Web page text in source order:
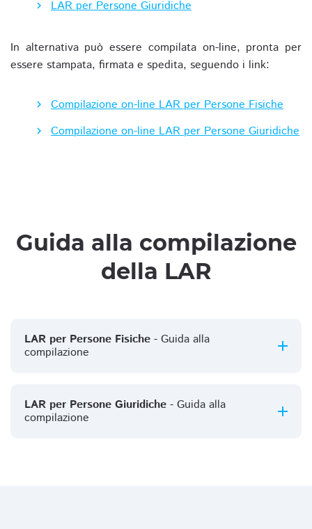
LAR per Persone Giuridiche
In alternativa può essere compilata on-line, pronta per
essere stampata, firmata e spedita, seguendo i link:
Compilazione on-line LAR per Persone Fisiche
Compilazione on-line LAR per Persone Giuridiche
Guida alla compilazione
della LAR
LAR per Persone Fisiche - Guida alla
compilazione
LAR per Persone Giuridiche - Guida alla
compilazione